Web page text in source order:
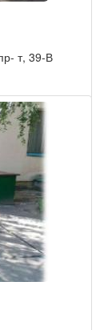
т, 39-В